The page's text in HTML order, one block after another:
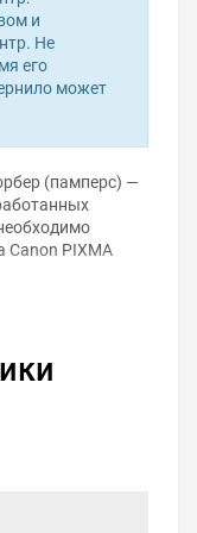
и
Не
его
может
(памперс) —
Canon PIXMA
для сброса
и визита в
для